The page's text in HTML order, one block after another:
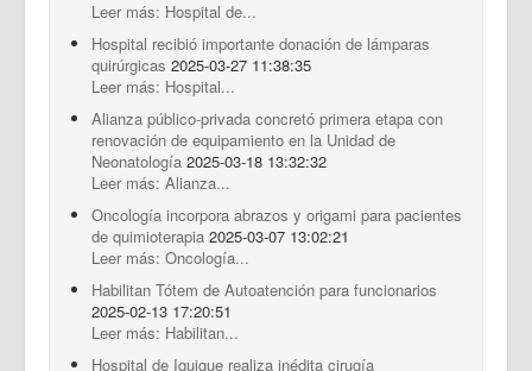
Leer más: Hospital de...
Hospital recibió importante donación de lámparas
quirúrgicas 2025-03-27 11:38:35
Leer más: Hospital...
Alianza público-privada concretó primera etapa con
renovación de equipamiento en la Unidad de
Neonatología 2025-03-18 13:32:32
Leer más: Alianza...
Oncología incorpora abrazos y origami para pacientes
de quimioterapia 2025-03-07 13:02:21
Leer más: Oncología...
Habilitan Tótem de Autoatención para funcionarios
2025-02-13 17:20:51
Leer más: Habilitan...
Hospital de Iquique realiza inédita cirugía